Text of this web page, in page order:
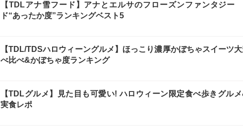
【TDLアナ雪フード】アナとエルサのフローズンファンタジ
ド“あったか度”ランキングベスト5
【TDL/TDSハロウィーングルメ】ほっこり濃厚かぼちゃスイーツ
べ比べ&かぼちゃ度ランキング
【TDLグルメ】見た目も可愛い! ハロウィーン限定食べ歩きグル
実食レポ